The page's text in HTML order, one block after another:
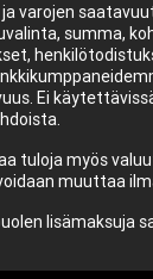
varojen
summa,
Ei
tuloja myös
muuttaa
lisämaksuja